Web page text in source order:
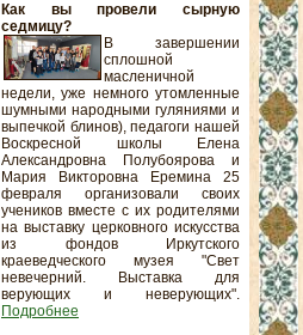
Как вы провели сырную
седмицу?
В завершении
сплошной
масленичной
недели, уже немного утомленные
шумными народными гуляниями и
выпечкой блинов), педагоги нашей
Воскресной школы Елена
Александровна Полубоярова и
Мария Викторовна Еремина 25
февраля организовали своих
учеников вместе с их родителями
на выставку церковного искусства
из фондов Иркутского
краеведческого музея "Свет
невечерний. Выставка для
верующих и неверующих".
Подробнее